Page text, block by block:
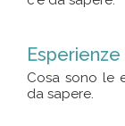
Cosa sono le
da sapere.